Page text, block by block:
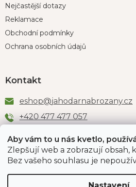
Aby vám to u nás kvetlo,
Zlepšují web a zobrazují obsah,
Bez vašeho souhlasu je
Nejčastější dotazy
Reklamace
Obchodní podmínky
Ochrana osobních údajů
Kontakt
eshop@jahodarnabrozany.cz
+420 477 477 057
Odběr newsletteru